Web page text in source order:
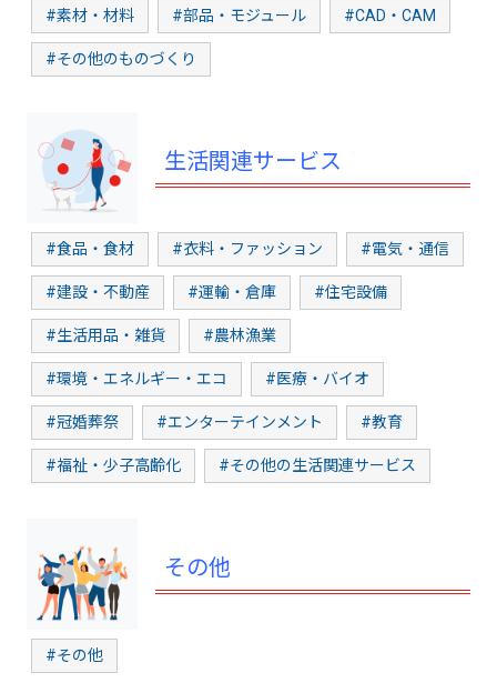
#素材・材料 #部品・モジュール #CAD・CAM
#その他のものづくり
生活関連サービス
#食品・食材 #衣料・ファッション #電気・通信
#建設・不動産 #運輸・倉庫 #住宅設備
#生活用品・雑貨 #農林漁業
#環境・エネルギー・エコ #医療・バイオ
#冠婚葬祭 #エンターテインメント #教育
#福祉・少子高齢化 #その他の生活関連サービス
その他
#その他